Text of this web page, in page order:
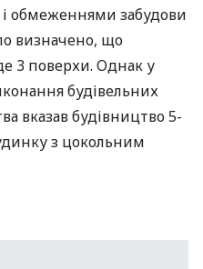
обмеженнями забудови
визначено, що
3 поверхи. Однак у
будівельних
вказав будівництво 5-
з цокольним